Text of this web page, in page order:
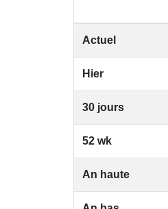
Actuel
Hier
30 jours
52 wk
An haute